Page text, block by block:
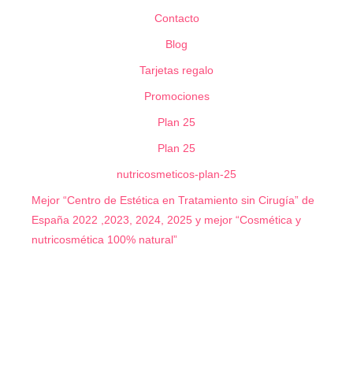
Contacto
Blog
Tarjetas regalo
Promociones
Plan 25
Plan 25
nutricosmeticos-plan-25
Mejor “Centro de Estética en Tratamiento sin Cirugía” de
España 2022 ,2023, 2024, 2025 y mejor “Cosmética y
nutricosmética 100% natural”